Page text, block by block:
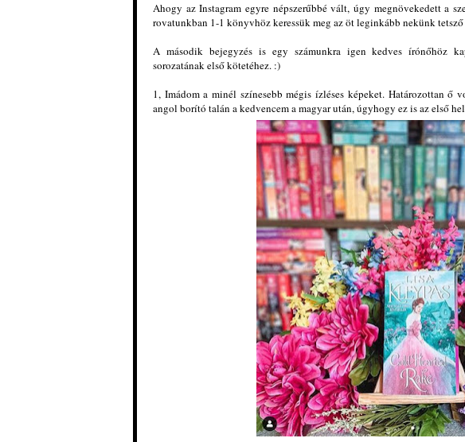
Ahogy az Instagram egyre népszerűbbé vált, úgy megnövekedett a
rovatunkban 1-1 könyvhöz keressük meg az öt leginkább nekünk
A második bejegyzés is egy számunkra igen kedves írónőhöz
sorozatának első kötetéhez. :)
1, Imádom a minél színesebb mégis ízléses képeket. Határozottan ő
angol borító talán a kedvencem a magyar után, úgyhogy ez is az első